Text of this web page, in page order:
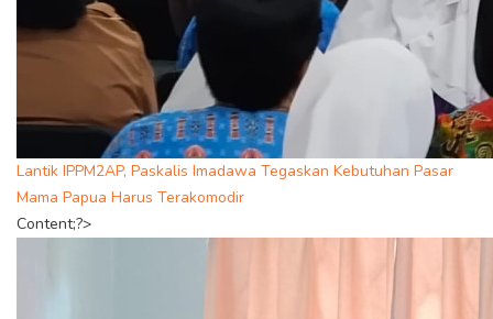
Lantik IPPM2AP, Paskalis Imadawa Tegaskan Kebutuhan Pasar
Mama Papua Harus Terakomodir
Content;?>